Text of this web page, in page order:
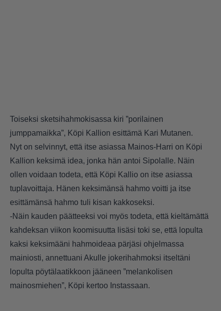
Toiseksi sketsihahmokisassa kiri ”porilainen
jumppamaikka”, Köpi Kallion esittämä Kari Mutanen.
Nyt on selvinnyt, että itse asiassa Mainos-Harri on Köpi
Kallion keksimä idea, jonka hän antoi Sipolalle. Näin
ollen voidaan todeta, että Köpi Kallio on itse asiassa
tuplavoittaja. Hänen keksimänsä hahmo voitti ja itse
esittämänsä hahmo tuli kisan kakkoseksi.
-Näin kauden päätteeksi voi myös todeta, että kieltämättä
kahdeksan viikon koomisuutta lisäsi toki se, että lopulta
kaksi keksimääni hahmoideaa pärjäsi ohjelmassa
mainiosti, annettuani Akulle jokerihahmoksi itseltäni
lopulta pöytälaatikkoon jääneen ”melankolisen
mainosmiehen”, Köpi kertoo Instassaan.